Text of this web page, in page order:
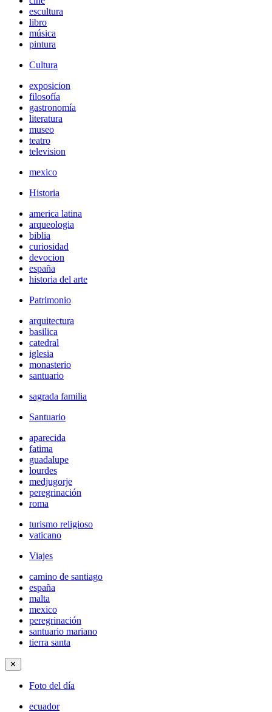
escultura
libro
música
pintura
Cultura
exposicion
filosofía
gastronomía
literatura
museo
teatro
television
mexico
Historia
america latina
arqueologia
biblia
curiosidad
devocion
españa
historia del arte
Patrimonio
arquitectura
basilica
catedral
iglesia
monasterio
santuario
sagrada familia
Santuario
aparecida
fatima
guadalupe
lourdes
medjugorje
peregrinación
roma
turismo religioso
vaticano
Viajes
camino de santiago
españa
malta
mexico
peregrinación
santuario mariano
tierra santa
✕
Foto del día
ecuador